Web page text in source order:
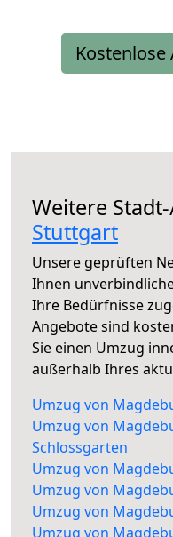
Weitere
Stuttgart
Unsere geprüften
Ihnen
Ihre Bedürfnisse
Angebote sind
Sie einen Umzug
außerhalb Ihres
Umzug von
Umzug von
Schlossgarten
Umzug von
Umzug von
Umzug von
Umzug von